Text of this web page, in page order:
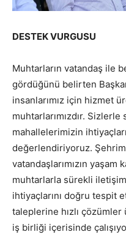
DESTEK VURGUSU
Muhtarların vatandaş ile
gördüğünü belirten
insanlarımız için hizmet
muhtarlarımızdır. Sizlerle
mahallelerimizin
değerlendiriyoruz.
vatandaşlarımızın
muhtarlarla sürekli
ihtiyaçlarını doğru tespit
taleplerine hızlı çözümler
iş birliği içerisinde